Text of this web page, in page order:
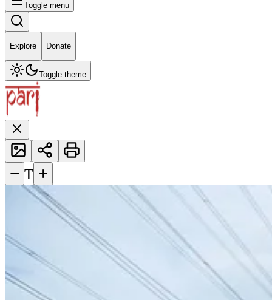
Toggle menu
Explore Donate
Toggle theme
− T +